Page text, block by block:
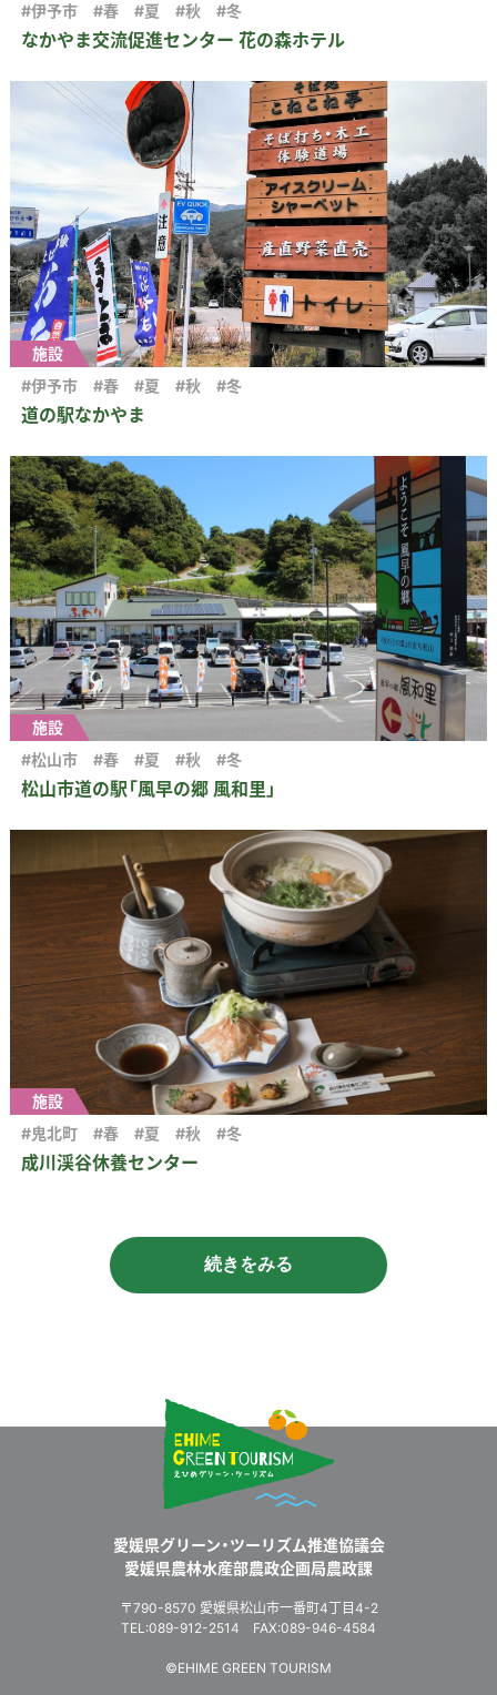
なかやま交流促進センター 花の森ホテル
#伊予市 #春 #夏 #秋 #冬
施設
道の駅なかやま
#伊予市 #春 #夏 #秋 #冬
施設
松山市道の駅「風早の郷 風和里」
#松山市 #春 #夏 #秋 #冬
施設
成川渓谷休養センター
#鬼北町 #春 #夏 #秋 #冬
続きをみる
愛媛県グリーン・ツーリズム推進協議会
愛媛県農林水産部農政企画局農政課
〒790-8570 愛媛県松山市一番町4丁目4-2
TEL:089-912-2514 FAX:089-946-4584
©EHIME GREEN TOURISM